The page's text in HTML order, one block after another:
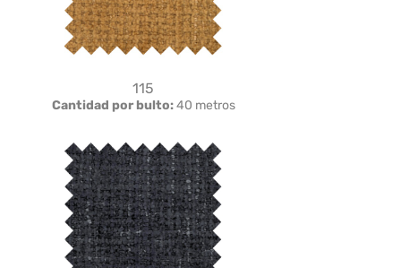
115
Cantidad por bulto:40 metros